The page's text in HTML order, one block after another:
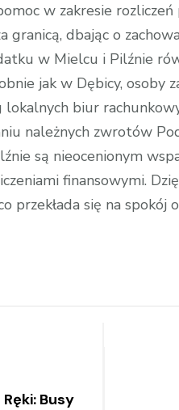
w zakresie
granicą, dbając o
w Mielcu i Pilźnie
jak w Dębicy, osoby
lokalnych biur
należnych zwrotów
są nieocenionym
finansowymi.
przekłada się na spokój
Busy